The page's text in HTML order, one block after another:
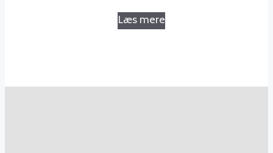
Læs mere